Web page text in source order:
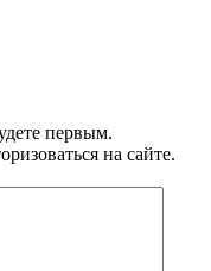
первым.
на сайте.